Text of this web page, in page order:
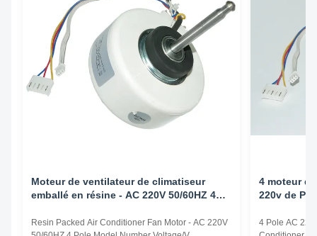
Moteur de ventilateur de climatiseur
emballé en résine - AC 220V 50/60HZ 4
Resin Packed Air Conditioner Fan Motor - AC 220V
4 moteur
220v de
4 Pole AC